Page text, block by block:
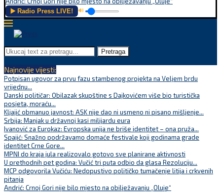
▶️ Radio Press LIVE! 🔊
Pretraga
Najnovije vijesti:
Potpisan ugovor za prvu fazu stambenog projekta na Veljem brdu
vrijednu...
Danski političar: Obilazak skupštine s Dajkovićem više bio turistička
posjeta, moraću...
Kljajić obmanuo javnost: ASK nije dao ni usmeno ni pisano mišljenje...
Srbija: Manjak u državnoj kasi milijardu eura
Ivanović za Eurokaz: Evropska unija ne briše identitet – ona pruža...
Spajić: Snažno podržavamo domaće festivale koji godinama grade
identitet Crne Gore...
MPNI do kraja jula realizovalo gotovo sve planirane aktivnosti
U prethodnih pet godina: Vučić tri puta odbio da glasa Rezoluciju...
MCP odgovorila Vučiću: Nedopustivo političko tumačenje litija i crkvenih
pitanja
Andrić: Crnoj Gori nije bilo mjesto na obilježavanju „Oluje“